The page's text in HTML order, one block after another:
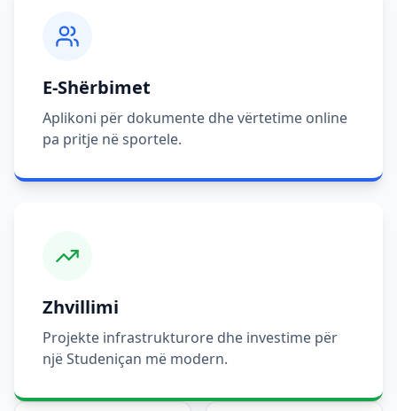
E-Shërbimet
Aplikoni për dokumente dhe vërtetime online
pa pritje në sportele.
Zhvillimi
Projekte infrastrukturore dhe investime për
një Studeniçan më modern.